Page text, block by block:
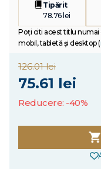
Tipărit
78.76 lei
Poți citi acest titlu numai
mobil, tabletă și desktop (
126.01 lei
75.61 lei
Reducere: -40%